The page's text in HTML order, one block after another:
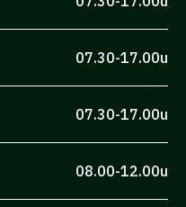
07.30-17.00u
07.30-17.00u
08.00-12.00u